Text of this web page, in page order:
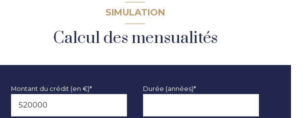
SIMULATION
Calcul des mensualités
Montant du crédit (en €)* Durée (années)*